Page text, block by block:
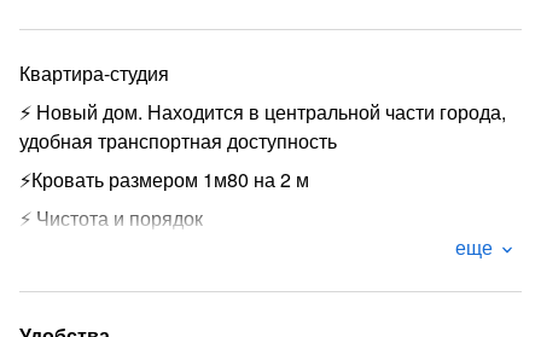
Квартира-студия
⚡ Новый дом. Находится в центральной части города,
удобная транспортная доступность
⚡Кровать размером 1м80 на 2 м
⚡ Чистота и порядок
⚡ Набор посуды и столовых принадлежностей.
еще